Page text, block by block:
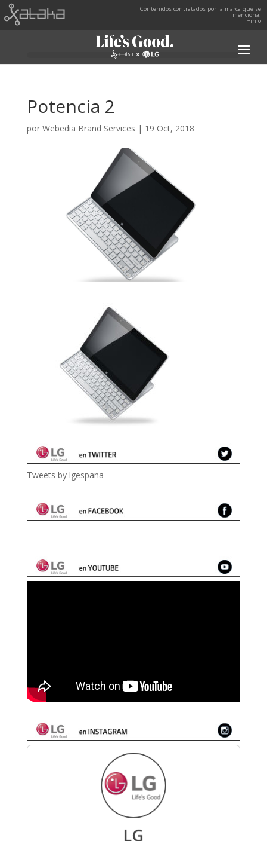
Contenidos contratados por la marca que se
menciona.
+info
Potencia 2
por Webedia Brand Services | 19 Oct, 2018
Tweets by lgespana